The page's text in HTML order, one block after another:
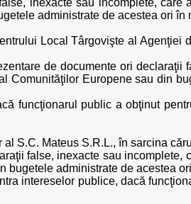
inexacte sau incomplete,
administrate de acestea ori în
Local Târgovişte al Agenţiei
de documente ori declaraţii
Comunităţilor Europene sau din
funcţionarul public a obţinut
S.C. Mateus S.R.L., în sarcina
false, inexacte sau incomplete,
administrate de acestea
intereselor publice, dacă